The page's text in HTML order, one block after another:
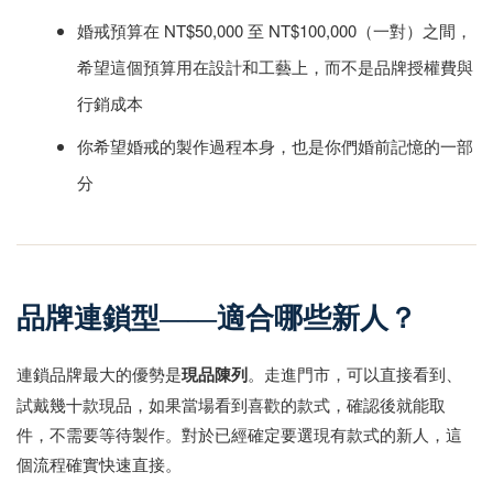
婚戒預算在 NT$50,000 至 NT$100,000（一對）之間，
希望這個預算用在設計和工藝上，而不是品牌授權費與
行銷成本
你希望婚戒的製作過程本身，也是你們婚前記憶的一部
分
品牌連鎖型——適合哪些新人？
連鎖品牌最大的優勢是現品陳列。走進門市，可以直接看到、
試戴幾十款現品，如果當場看到喜歡的款式，確認後就能取
件，不需要等待製作。對於已經確定要選現有款式的新人，這
個流程確實快速直接。